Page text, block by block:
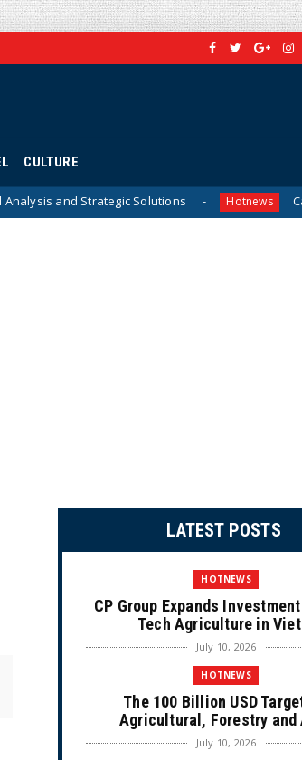
CULTURE
Solutions Hotnews Canadian
LATEST POSTS
HOTNEWS
CP Group Expands
Tech Agriculture in
July 10, 2026
HOTNEWS
The 100 Billion USD
Agricultural, Forestry and
July 10, 2026